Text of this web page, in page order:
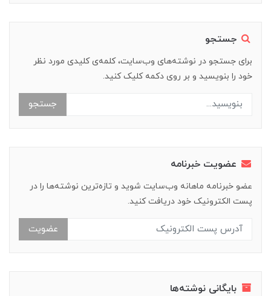
جستجو
برای جستجو در نوشته‌های وب‌سایت، کلمه‌ی کلیدی مورد نظر
خود را بنویسید و بر روی دکمه کلیک کنید.
جستجو
عضویت خبرنامه
عضو خبرنامه ماهانه وب‌سایت شوید و تازه‌ترین نوشته‌ها را در
پست الکترونیک خود دریافت کنید.
عضویت
بایگانی نوشته‌ها